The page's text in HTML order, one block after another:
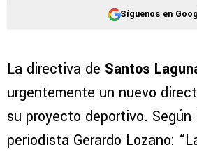
Síguenos en
La directiva de Santos
urgentemente un nuevo
su proyecto deportivo. Según
periodista Gerardo Lozano: